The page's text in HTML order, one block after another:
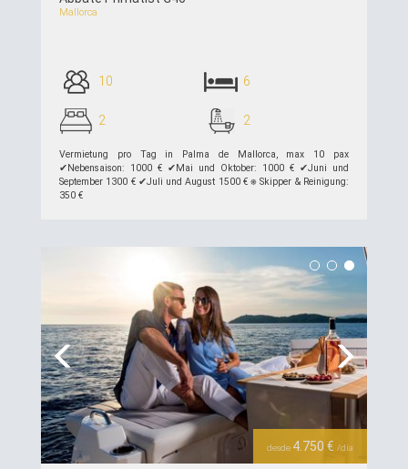
Mallorca
10 6
2 2
Vermietung pro Tag in Palma de Mallorca, max 10 pax
✔︎Nebensaison: 1000 € ✔︎Mai und Oktober: 1000 € ✔︎Juni und
September 1300 € ✔︎Juli und August 1500 € ⎈ Skipper & Reinigung:
350 €
Previous Next
desde 4.750 € /día